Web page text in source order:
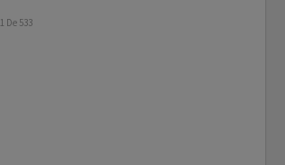
1 De 533